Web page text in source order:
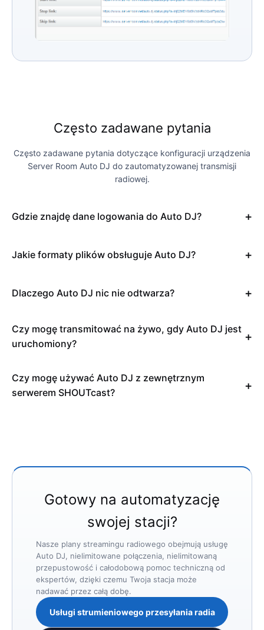
Często zadawane pytania
Często zadawane pytania dotyczące konfiguracji urządzenia
Server Room Auto DJ do zautomatyzowanej transmisji
radiowej.
Gdzie znajdę dane logowania do Auto DJ?
Jakie formaty plików obsługuje Auto DJ?
Dlaczego Auto DJ nic nie odtwarza?
Czy mogę transmitować na żywo, gdy Auto DJ jest
uruchomiony?
Czy mogę używać Auto DJ z zewnętrznym
serwerem SHOUTcast?
Gotowy na automatyzację
swojej stacji?
Nasze plany streamingu radiowego obejmują usługę
Auto DJ, nielimitowane połączenia, nielimitowaną
przepustowość i całodobową pomoc techniczną od
ekspertów, dzięki czemu Twoja stacja może
nadawać przez całą dobę.
Usługi strumieniowego przesyłania radia